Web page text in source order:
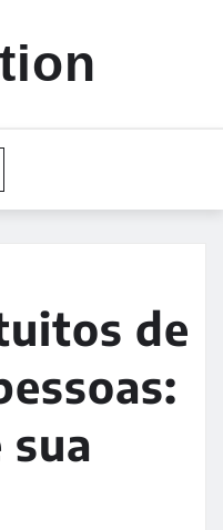
de